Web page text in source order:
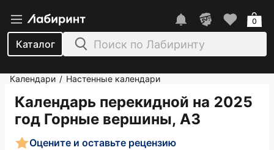
Каталог
0
Календари / Настенные календари
Календарь перекидной на 2025
год Горные вершины, А3
Оцените и оставьте рецензию